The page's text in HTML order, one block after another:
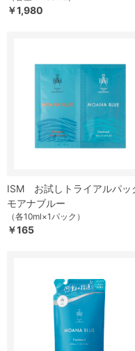
￥1,980
ISM お試しトライアルパ
モアナブルー
（各10ml×1パック）
￥165